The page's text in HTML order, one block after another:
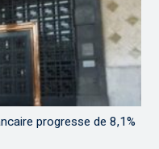
progresse de 8,1%